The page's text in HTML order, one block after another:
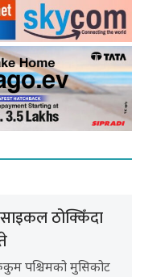
ठोक्किँदा
पश्चिमको मुसिकोट